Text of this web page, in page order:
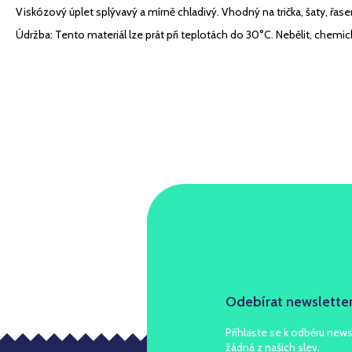
Viskózový úplet splývavý a mírně chladivý. Vhodný na trička, šaty,
Údržba: Tento materiál lze prát při teplotách do 30°C. Nebělit,
Odebírat
Přihlaste se k odběru
žádná z našich slev.